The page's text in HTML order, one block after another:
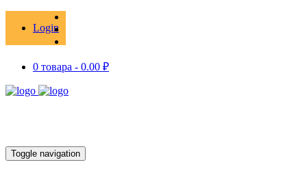
Login
0 товара - 0.00 ₽
Toggle navigation